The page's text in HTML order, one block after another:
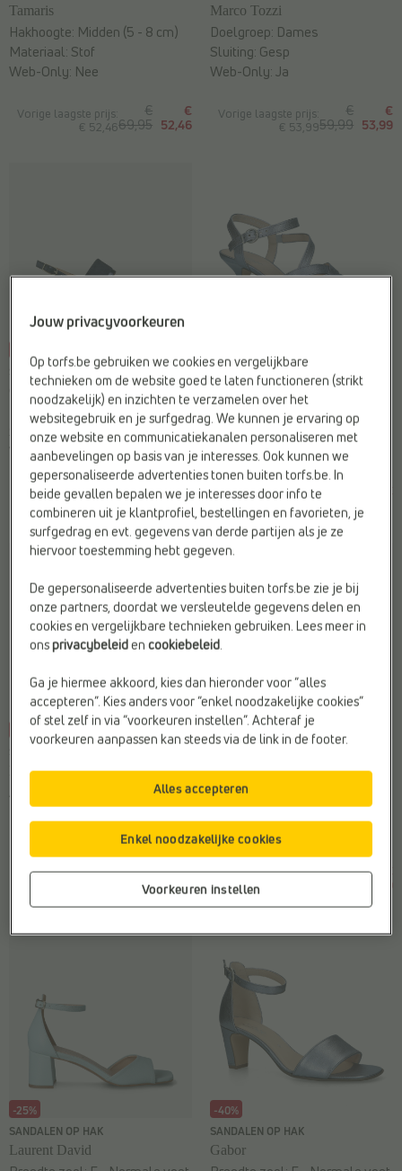
Tamaris
Vorige laagste prijs:
€ 52,46
€
69,95
€
52,46
Hakhoogte: Midden (5 - 8 cm)
Materiaal: Stof
Web-Only: Nee
Marco Tozzi
Vorige laagste prijs:
€ 53,99
€
59,99
€
53,99
Doelgroep: Dames
Sluiting: Gesp
Web-Only:Ja
SANDALEN OP HAK
Geox
Vorige laagste prijs:
€ 99,00
€
110,00
€
99,00
Hakhoogte:Midden (5 - 8 cm)
Sluiting:Gesp
Web-Only:Ja
SANDALEN OP HAK
Gabor
Vorige laagste prijs:
€ 72,00120,00
Hakvorm:Trechterhak
Type2:Sandalen
Web-Only:Nee
-25%
Laurent David
Vorige laagste prijs:
€
110,00
€
82,50
Afwerking:
Hakhoogte:Midden (5 - 8 cm)
-15%
Remonte
Vorige laagste prijs:
€
Breedte zool:
Materiaal:Kunstleer
Web-Only: Nee
-25%
SANDALEN OP HAK
Laurent David
-40%
SANDALEN OP HAK
Gabor
Jouw privacyvoorkeuren
Op torfs.be gebruiken we cookies en vergelijkbare
technieken om de website goed te laten functioneren (strikt
noodzakelijk) en inzichten te verzamelen over het
websitegebruik en je surfgedrag. We kunnen je ervaring op
onze website en communicatiekanalen personaliseren met
aanbevelingen op basis van je interesses. Ook kunnen we
gepersonaliseerde advertenties tonen buiten torfs.be. In
beide gevallen bepalen we je interesses door info te
combineren uit je klantprofiel, bestellingen en favorieten, je
surfgedrag en evt. gegevens van derde partijen als je ze
hiervoor toestemming hebt gegeven.
De gepersonaliseerde advertenties buiten torfs.be zie je bij
onze partners, doordat we versleutelde gegevens delen en
cookies en vergelijkbare technieken gebruiken. Lees meer in
onsprivacybeleidencookiebeleid.
Ga je hiermee akkoord, kies dan hieronder voor “alles
accepteren”. Kies anders voor “enkel noodzakelijke cookies”
of stel zelf in via “voorkeuren instellen”. Achteraf je
voorkeuren aanpassen kan steeds via de link in de footer.
Voorkeuren instellen
Enkel noodzakelijke cookies
Alles accepteren